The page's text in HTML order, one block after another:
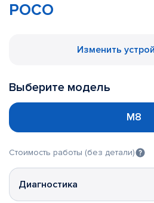
POCO
Изменить
Выберите модель
M8
Стоимость работы (без детали)
Диагностика